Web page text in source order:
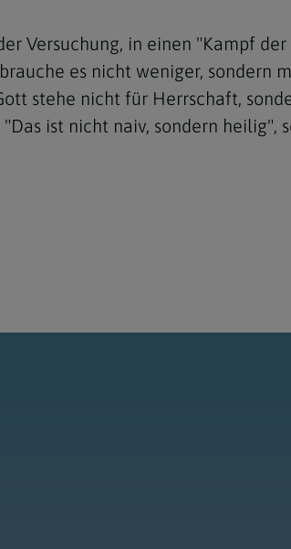
Versuchung, in einen "Kampf
es nicht weniger, sondern
stehe nicht für Herrschaft,
ist nicht naiv, sondern heilig",